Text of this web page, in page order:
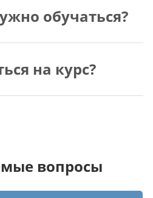
обучаться?
на курс?
вопросы